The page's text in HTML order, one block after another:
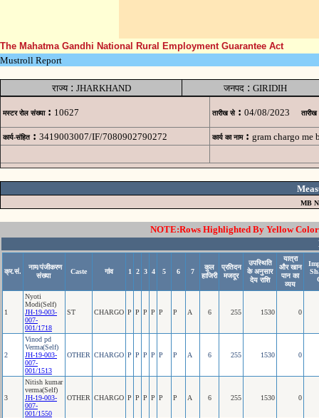
The Mahatma Gandhi National Rural Employment Guarantee Act
Mustroll Report
राज्य: JHARKHAND जनपद : GIRIDIH
मस्टर रोल संख्या : 10627 तारीख से : 04/08/2023 तारीख
कार्य-संहित : 3419003007/IF/7080902790272 कार्य का नाम : gram chargo me
MB
NOTE:Rows Highlighted By Yellow
क्र.सं.
नाम/पंजीकरण
संख्या
Caste गांव 1 2 3 4 5 6 7
कुल
हाजिरी
प्रतिदन
मजदूर
उपस्थिति
के अनुसार
देय राशि
यात्रा
और खान
पान का
व्यय
1
Nyoti
Modi(Self)
JH-19-003-
007-
001/1718
ST CHARGO P P P P P P A 6 255 1530 0
2
Vinod pd
Verma(Self)
JH-19-003-
007-
001/1513
OTHER CHARGO P P P P P P A 6 255 1530 0
3
Nitish kumar
verma(Self)
JH-19-003-
007-
001/1550
OTHER CHARGO P P P P P P A 6 255 1530 0